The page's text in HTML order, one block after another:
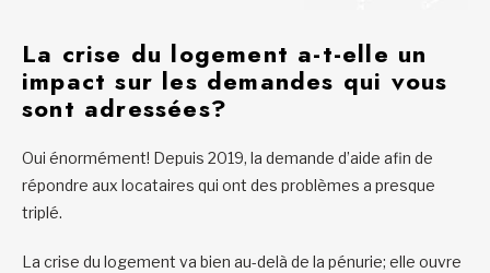
La crise du logement a-t-elle un
impact sur les demandes qui vous
sont adressées?
Oui énormément! Depuis 2019, la demande d’aide afin de
répondre aux locataires qui ont des problèmes a presque
triplé.
La crise du logement va bien au-delà de la pénurie; elle ouvre